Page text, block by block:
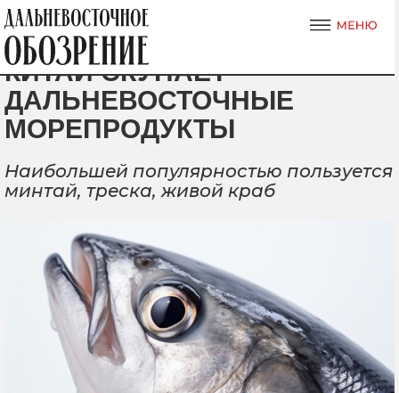
КИТАЙ СКУПАЕТ
ДАЛЬНЕВОСТОЧНЫЕ
МОРЕПРОДУКТЫ
Наибольшей популярностью пользуется
минтай, треска, живой краб